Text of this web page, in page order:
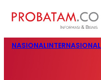
NASIONALINTERNASIONAL